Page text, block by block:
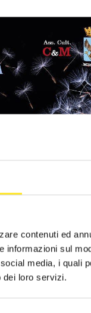
contenuti ed
informazioni sul
media, i quali
dei loro servizi.